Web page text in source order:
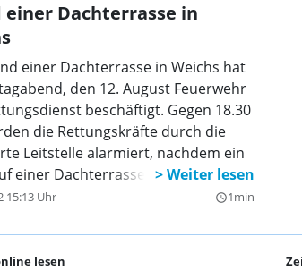
einer Dachterrasse in
einer Dachterrasse in Weichs hat
den 12. August Feuerwehr
beschäftigt. Gegen 18.30
die Rettungskräfte durch die
Leitstelle alarmiert, nachdem ein
einer Dachterrasse im
gesichtet wurde, welches
15:13 Uhr query_builder1min
lesen